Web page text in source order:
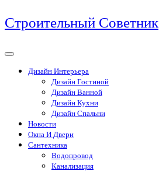
Перейти
к
Строительный Советник
Дизайн Интерьера
Дизайн Гостиной
Дизайн Ванной
Дизайн Кухни
Дизайн Спальни
Новости
Окна И Двери
Сантехника
Водопровод
Канализация